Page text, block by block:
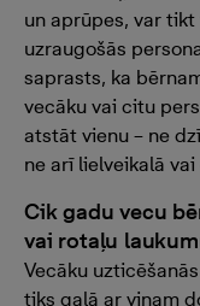
un aprūpes, var
uzraugošās
saprasts, ka
vecāku vai citu
atstāt vienu – ne
ne arī lielveikalā
Cik gadu vecu
vai rotaļu
Vecāku
tiks galā ar viņam